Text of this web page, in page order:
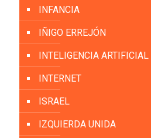
INFANCIA
IÑIGO ERREJÓN
INTELIGENCIA ARTIFICIAL
INTERNET
ISRAEL
IZQUIERDA UNIDA